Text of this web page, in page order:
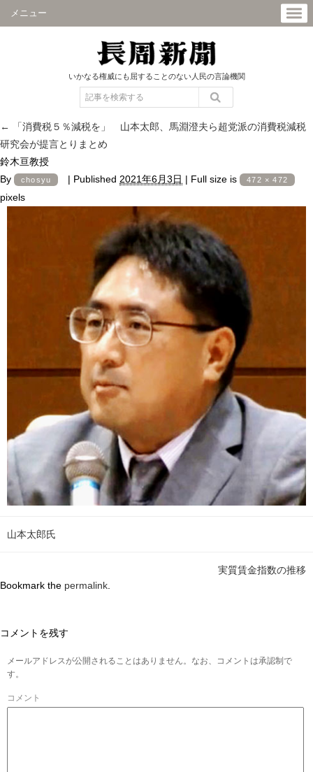
メニュー
いかなる権威にも屈することのない人民の言論機関
←
「消費税５％減税を」 山本太郎、馬淵澄夫ら超党派の消費税減税
研究会が提言とりまとめ
鈴木亘教授
By
chosyu | Published 2021年6月3日 | Full size is 472 × 472
pixels
山本太郎氏
実質賃金指数の推移
Bookmark the permalink
コメントを残す
メールアドレスが公開されることはありません。なお、コメントは承認制で
す。
コメント